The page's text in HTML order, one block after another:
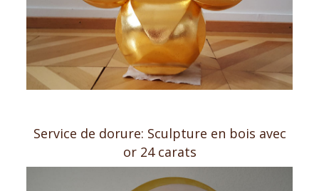
Service de dorure: Sculpture en bois avec
or 24 carats